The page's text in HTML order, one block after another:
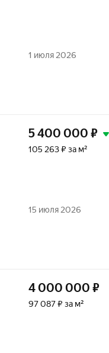
1 июля 2026
5 400 000 ₽
105 263 ₽ за м²
15 июля 2026
4 000 000 ₽
97 087 ₽ за м²